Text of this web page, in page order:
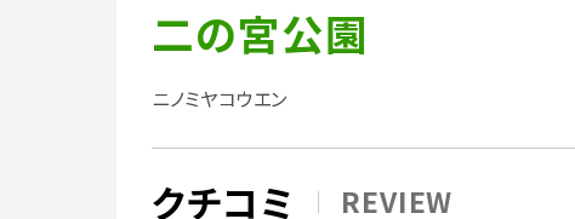
二の宮公園
ニノミヤコウエン
クチコミ REVIEW